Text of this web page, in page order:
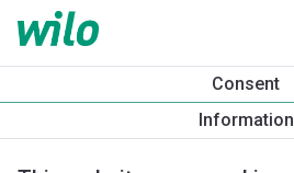
Consent
Information
Produkta informācija
Yonos MAXO-D 65/0,5-12